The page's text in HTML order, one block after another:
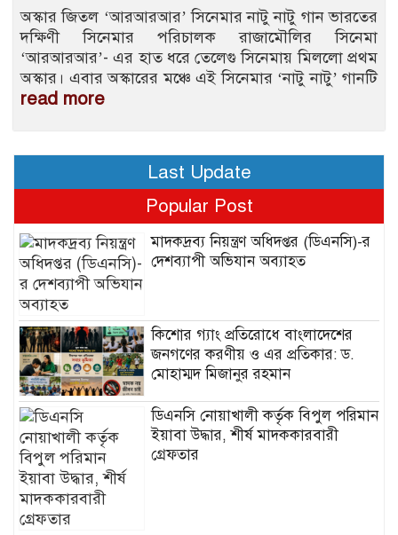
অস্কার জিতল ‘আরআরআর’ সিনেমার নাটু নাটু গান ভারতের
দক্ষিণী সিনেমার পরিচালক রাজামৌলির সিনেমা
‘আরআরআর’- এর হাত ধরে তেলেগু সিনেমায় মিললো প্রথম
অস্কার। এবার অস্কারের মঞ্চে এই সিনেমার ‘নাটু নাটু’ গানটি
read more
Last Update
Popular Post
মাদকদ্রব্য নিয়ন্ত্রণ অধিদপ্তর (ডিএনসি)-র
দেশব্যাপী অভিযান অব্যাহত
কিশোর গ্যাং প্রতিরোধে বাংলাদেশের
জনগণের করণীয় ও এর প্রতিকার: ড.
মোহাম্মদ মিজানুর রহমান
ডিএনসি নোয়াখালী কর্তৃক বিপুল পরিমান
ইয়াবা উদ্ধার, শীর্ষ মাদককারবারী
গ্রেফতার